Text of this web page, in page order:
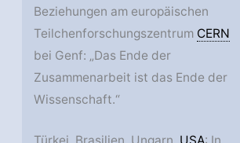
Beziehungen am europäischen
Teilchenforschungszentrum CERN
bei Genf: „Das Ende der
Zusammenarbeit ist das Ende der
Wissenschaft.“